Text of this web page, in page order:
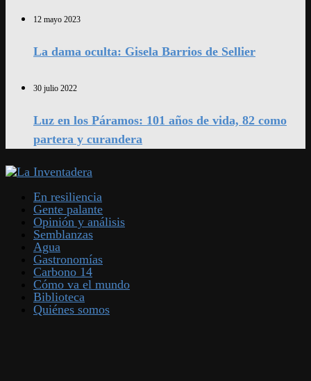
12 mayo 2023
La dama oculta: Gisela Barrios de Sellier
30 julio 2022
Luz en los Páramos: 101 años de vida, 82 como
partera y curandera
En resiliencia
Gente palante
Opinión y análisis
Semblanzas
Agua
Gastronomías
Carbono 14
Cómo va el mundo
Biblioteca
Quiénes somos